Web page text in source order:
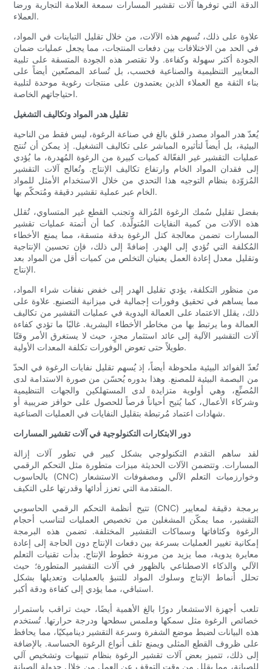
الدقة التي توفرها آلات تقشير المسارات سمعة العلامة التجارية ورضا
العملاء.
علاوة على ذلك، تُسهم هذه الآلات، من خلال تقليل التباينات في المواد،
في الحد من الاختلافات بين دفعات المنتجات، مما يجعل عمليات ضمان
الجودة أكثر سهولة وكفاءة. ولا تقتصر هذه الجودة المتسقة على تلبية
المعايير التنظيمية والصناعية فحسب، بل تُساعد المصنّعين أيضاً على
بناء الثقة مع العملاء الذين يعتمدون على منتجات رغوية موحدة لتلبية
احتياجاتهم الخاصة.
تقليل هدر المواد وتكاليف التشغيل
يُعدّ هدر المواد مصدر قلق بالغ في صناعة الرغوة، ليس فقط من الناحية
البيئية، بل أيضاً لتأثيره المباشر على تكاليف التشغيل. إذ يمكن أن تُنتج
عمليات التقشير غير الفعّالة كميات كبيرة من الرغوة المُهدرة، ما يُؤدي
إلى فقدان المواد الخام وارتفاع تكاليف الإنتاج. وتُعالج آلات التقشير
المُزوّدة بنظام التوجيه هذا التحدي من خلال الاستخدام الأمثل للمواد
الخام عبر عملية تقشير دقيقة ومُتحكّم بها.
بفضل تقليل سُمك الرغوة المُزالة وتجنب القطع غير المتساوي، تُقلل
هذه الآلات من كمية النفايات المُتولّدة. كما أن أتمتة عمليات تقشير
المسارات تضمن معالجة كتل الرغوة بدقة متسقة، مما يمنع الأخطاء
المُكلفة التي تُؤدي إلى الهدر. إضافةً إلى ذلك، فإن تحسين الإنتاجية
وتقليل معدل إعادة العمل يعنيان التخلص من كميات أقل من المواد بعد
الإنتاج.
من منظور التكلفة، يؤدي تقليل الهدر إلى خفض نفقات شراء المواد،
مما يساهم في تحقيق وفورات إجمالية في ميزانية التصنيع. علاوة على
ذلك، يقلل الاعتماد على العمالة اليدوية في عمليات التقشير من تكاليف
العمالة وما يرتبط بها من مخاطر الأخطاء البشرية. غالبًا ما تؤدي كفاءة
آلات التقشير الآلية إلى عائد استثمار مجزٍ، حيث لا يستغرق الأمر وقتًا
طويلاً حتى تعوض الوفورات تكلفة المعدات الأولية.
تُعدّ الفوائد البيئية ملحوظة أيضاً، إذ يُسهم تقليل نفايات الرغوة في الحدّ
من البصمة البيئية للمصنع. وهذا بدوره يُحسّن من صورة الاستدامة لدى
المُصنِّع، وهي أولوية متزايدة لدى المستهلكين والجهات التنظيمية
وشركاء الأعمال، كما يُتيح أحياناً فرصاً للحصول على حوافز ضريبية أو
شهادات اعتماد مُرتبطة بتقليل النفايات في العمليات الصناعية.
دور الابتكارات التكنولوجية في آلات تقشير المسارات
لقد ساهم التقدم التكنولوجي بشكل كبير في تطور آلات إزالة
المسارات. وتتضمن الآلات الحديثة ميزات متطورة مثل التحكم الرقمي
بالحاسوب (CNC) وخوارزميات التعلم الآلي ومصفوفات الاستشعار
المتقدمة التي تعزز أدائها وقدرتها على التكيف.
تتيح أنظمة التحكم الرقمي الحاسوبي (CNC) برمجة دقيقة لمعايير
التقشير، مما يمكّن المشغلين من تخصيص العمليات لتناسب أحجام
الرغوة وكثافاتها وسماكات التقشير المختلفة. تضمن هذه البرمجة
إمكانية تغيير العمليات بسرعة بين دفعات الإنتاج دون الحاجة إلى إعادة
معايرة يدوية، مما يزيد من مرونة خطوط الإنتاج. بدأت تقنيات التعلم
الآلي والذكاء الاصطناعي بالظهور في آلات التقشير المتطورة؛ حيث
تحلل أنماط الإنتاج وسلوك المواد للتنبؤ بالعمليات وتعديلها بشكل
استباقي، مما يؤدي إلى كفاءة ودقة أكبر.
تلعب أجهزة الاستشعار دورًا بالغ الأهمية أيضًا، حيث تراقب باستمرار
خصائص الرغوة مثل سمكها وملمس سطحها ودرجة حرارتها. تُستخدم
هذه البيانات لضبط موضع الشفرة وسرعة التقشير ديناميكيًا، مما يحافظ
على ظروف القطع المثلى ويمنع تلف أنواع الرغوة الحساسة. بالإضافة
إلى ذلك، تتميز بعض آلات تقشير الرغوة بنظام تنبيهات وتشخيص آلي
للصيانة، مما يقلل من وقت التوقف عن العمل من خلال جدولة الصيانة